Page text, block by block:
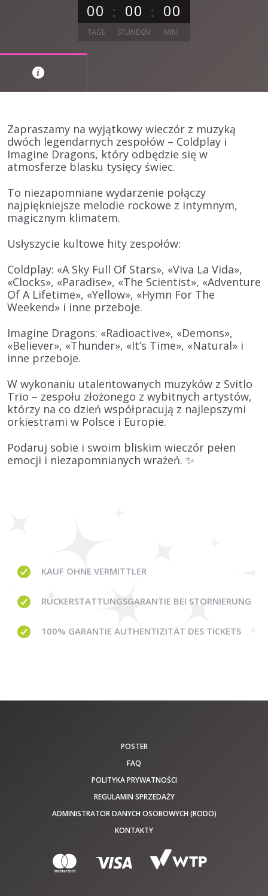
00 00 00
TAGE STUNDEN MIN.
Zapraszamy na wyjątkowy wieczór z muzyką
dwóch legendarnych zespołów – Coldplay i
Imagine Dragons, który odbędzie się w
atmosferze blasku tysięcy świec.
To niezapomniane wydarzenie połączy
najpiękniejsze melodie rockowe z intymnym,
magicznym klimatem.
Usłyszycie kultowe hity zespołów:
Coldplay: «A Sky Full Of Stars», «Viva La Vida»,
«Clocks», «Paradise», «The Scientist», «Adventure
Of A Lifetime», «Yellow», «Hymn For The
Weekend» i inne przeboje.
Imagine Dragons: «Radioactive», «Demons»,
«Believer», «Thunder», «It’s Time», «Natural» i
inne przeboje.
W wykonaniu utalentowanych muzyków z Svitlo
Trio – zespołu złożonego z wybitnych artystów,
którzy na co dzień współpracują z najlepszymi
orkiestrami w Polsce i Europie.
Podaruj sobie i swoim bliskim wieczór pełen
emocji i niezapomnianych wrażeń. ✨
KAUF OHNE VERMITTLER
RÜCKERSTATTUNGSGARANTIE BEI STORNIERUNG
100% GARANTIE AUTHENTIZITÄT DES TICKETS
POSTER
FAQ
POLITYKA PRYWATNOŚCI
REGULAMIN SPRZEDAŻY
ADMINISTRATOR DANYCH OSOBOWYCH (RODO)
KONTAKTY